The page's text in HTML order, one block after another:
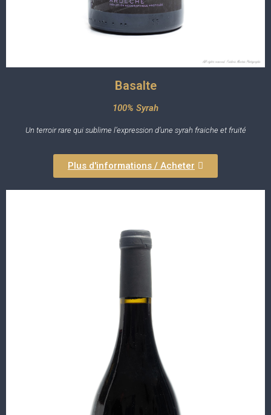
Basalte
100% Syrah
Un terroir rare qui sublime l’expression d’une syrah fraiche et fruité
Plus d'informations / Acheter